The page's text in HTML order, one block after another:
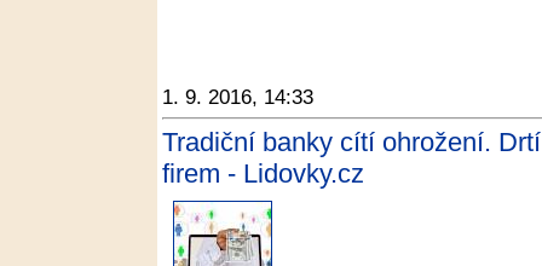
1. 9. 2016, 14:33
Tradiční banky cítí ohrožení.
firem - Lidovky.cz